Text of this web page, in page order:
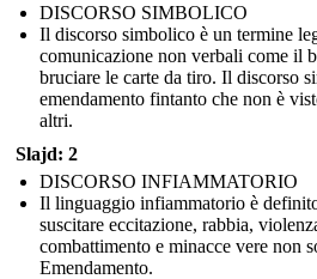
DISCORSO SIMBOLICO
Il discorso simbolico è un termine
comunicazione non verbali come il
bruciare le carte da tiro. Il discorso
emendamento fintanto che non è
altri.
Slajd: 2
DISCORSO INFIAMMATORIO
Il linguaggio infiammatorio è
suscitare eccitazione, rabbia,
combattimento e minacce vere non
Emendamento.